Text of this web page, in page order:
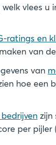
vlees u
ratings en
van
van
hoe een
zijn
per pijler